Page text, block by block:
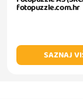
fotopuzzle.com.hr
SAZNAJ